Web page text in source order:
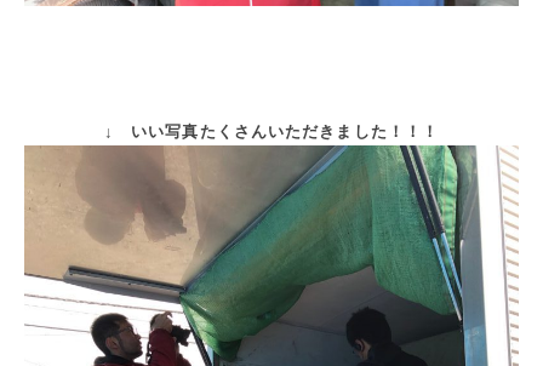
↓ いい写真たくさんいただきました！！！